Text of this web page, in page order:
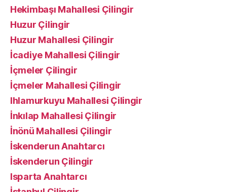
Hekimbaşı Mahallesi Çilingir
Huzur Çilingir
Huzur Mahallesi Çilingir
İcadiye Mahallesi Çilingir
İçmeler Çilingir
İçmeler Mahallesi Çilingir
Ihlamurkuyu Mahallesi Çilingir
İnkılap Mahallesi Çilingir
İnönü Mahallesi Çilingir
İskenderun Anahtarcı
İskenderun Çilingir
Isparta Anahtarcı